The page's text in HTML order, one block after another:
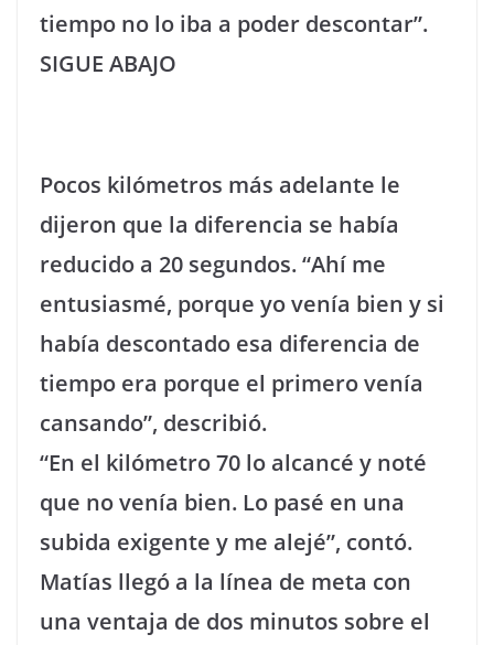
tiempo no lo iba a poder descontar”.
SIGUE ABAJO
Pocos kilómetros más adelante le
dijeron que la diferencia se había
reducido a 20 segundos. “Ahí me
entusiasmé, porque yo venía bien y si
había descontado esa diferencia de
tiempo era porque el primero venía
cansando”, describió.
“En el kilómetro 70 lo alcancé y noté
que no venía bien. Lo pasé en una
subida exigente y me alejé”, contó.
Matías llegó a la línea de meta con
una ventaja de dos minutos sobre el